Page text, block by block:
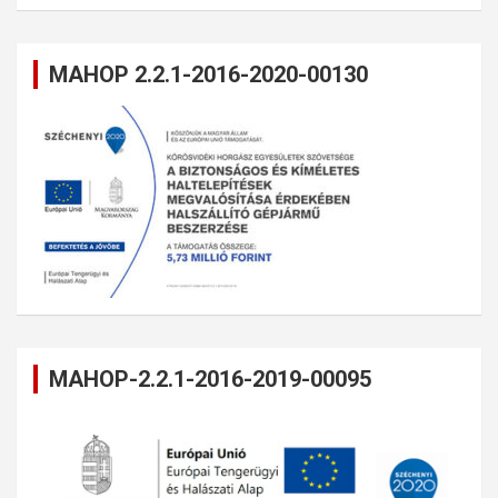
MAHOP 2.2.1-2016-2020-00130
MAHOP-2.2.1-2016-2019-00095